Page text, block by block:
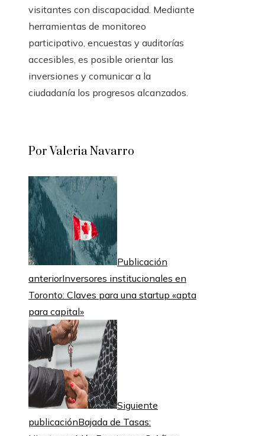
visitantes con discapacidad. Mediante
herramientas de monitoreo
participativo, encuestas y auditorías
accesibles, es posible orientar las
inversiones y comunicar a la
ciudadanía los progresos alcanzados.
Por Valeria Navarro
Publicación
anteriorInversores institucionales en
Toronto: Claves para una startup «apta
para capital»
Siguiente
publicaciónBajada de Tasas: